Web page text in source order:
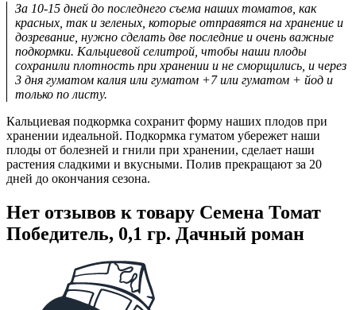
За 10-15 дней до последнего съема наших томатов, как
красных, так и зеленых, которые отправятся на хранение и
дозревание, нужно сделать две последние и очень важные
подкормки. Кальциевой селитрой, чтобы наши плоды
сохранили плотность при хранении и не сморщились, и через
3 дня гуматом калия или гуматом +7 или гуматом + йод и
только по листу.
Кальциевая подкормка сохранит форму наших плодов при
хранении идеальной. Подкормка гуматом убережет наши
плоды от болезней и гнили при хранении, сделает наши
растения сладкими и вкусными. Полив прекращают за 20
дней до окончания сезона.
Нет отзывов к товару Семена Томат
Победитель, 0,1 гр. Дачный роман